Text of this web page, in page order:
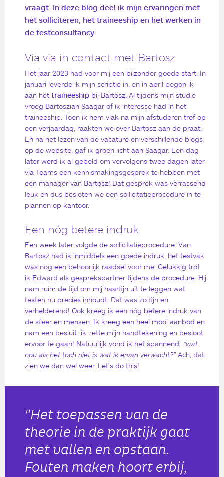
vraagt. In deze blog deel ik mijn ervaringen met
het solliciteren, het traineeship en het werken in
de testconsultancy.
Via via in contact met Bartosz
Het jaar 2023 had voor mij een bijzonder goede start. In
januari leverde ik mijn scriptie in, en in april begon ik
aan het traineeship bij Bartosz. Al tijdens mijn studie
vroeg Bartoszian Saagar of ik interesse had in het
traineeship. Toen ik hem vlak na mijn afstuderen trof op
een verjaardag, raakten we over Bartosz aan de praat.
En na het lezen van de vacature en verschillende blogs
op de website, gaf ik groen licht aan Saagar. Een dag
later werd ik al gebeld om vervolgens twee dagen later
via Teams een kennismakingsgesprek te hebben met
een manager van Bartosz! Dat gesprek was verrassend
leuk en dus besloten we een sollicitatieprocedure in te
plannen op kantoor.
Een nóg betere indruk
Een week later volgde de sollicitatieprocedure. Van
Bartosz had ik inmiddels een goede indruk, het testvak
was nog een behoorlijk raadsel voor me. Gelukkig trof
ik Edward als gesprekspartner tijdens de procedure. Hij
nam ruim de tijd om mij haarfijn uit te leggen wat
testen nu precies inhoudt. Dat was zo fijn en
verhelderend! Ook kreeg ik een nóg betere indruk van
de sfeer en mensen. Ik kreeg een heel mooi aanbod en
nam een besluit: ik zette mijn handtekening en besloot
ervoor te gaan! Natuurlijk vond ik het spannend: “wat
nou als het toch niet is wat ik ervan verwacht?”Ach, dat
zien we dan wel weer. Let’s do this!
"Het toepassen van de
theorie in de praktijk gaat
met vallen en opstaan.
Fouten maken hoort erbij,